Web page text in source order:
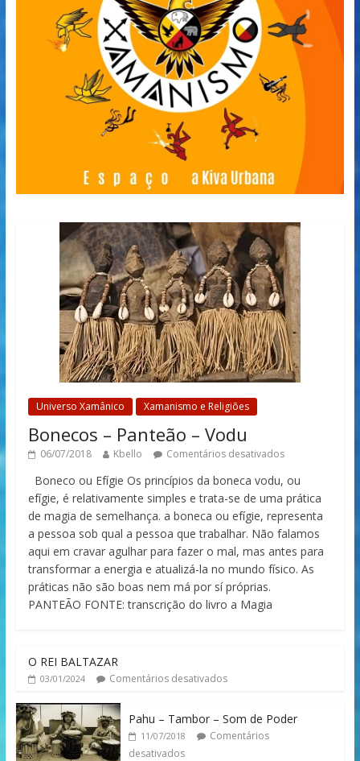
Universo Xamânico Xamanismo e Religiões
Bonecos – Panteão – Vodu
06/07/2018 Kbello Comentários desativados
Boneco ou Efígie Os princípios da boneca vodu, ou
efígie, é relativamente simples e trata-se de uma prática
de magia de semelhança. a boneca ou efígie, representa
a pessoa sob qual a pessoa que trabalhar. Não falamos
aqui em cravar agulhar para fazer o mal, mas antes para
transformar a energia e atualizá-la no mundo físico. As
práticas não são boas nem má por sí próprias.
PANTEÃO FONTE: transcrição do livro a Magia
O REI BALTAZAR
03/01/2024 Comentários desativados
Pahu – Tambor – Som de Poder
11/07/2018
Comentários
desativados